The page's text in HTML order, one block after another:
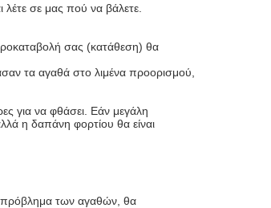
σε μας πού να βάλετε.
σας (κατάθεση) θα
τα αγαθά στο λιμένα προορισμού,
για να φθάσει. Εάν μεγάλη
η δαπάνη φορτίου θα είναι
πρόβλημα των αγαθών, θα